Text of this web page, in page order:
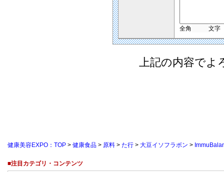
全角 文字
上記の内容でよ
健康美容EXPO：TOP > 健康食品 > 原料 > た行 > 大豆イソフラボン >
■注目カテゴリ・コンテンツ